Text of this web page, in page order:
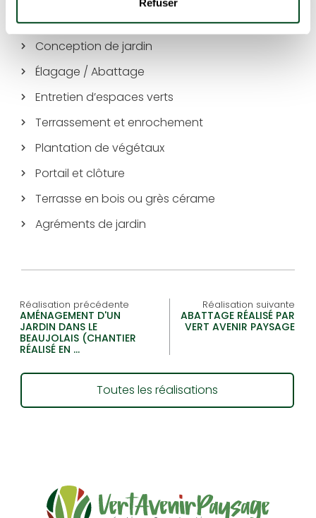
Refuser
Conception de jardin
Élagage / Abattage
Entretien d’espaces verts
Terrassement et enrochement
Plantation de végétaux
Portail et clôture
Terrasse en bois ou grès cérame
Agréments de jardin
Réalisation précédente
AMÉNAGEMENT D'UN
JARDIN DANS LE
BEAUJOLAIS (CHANTIER
RÉALISÉ EN …
Réalisation suivante
ABATTAGE RÉALISÉ PAR
VERT AVENIR PAYSAGE
Toutes les réalisations